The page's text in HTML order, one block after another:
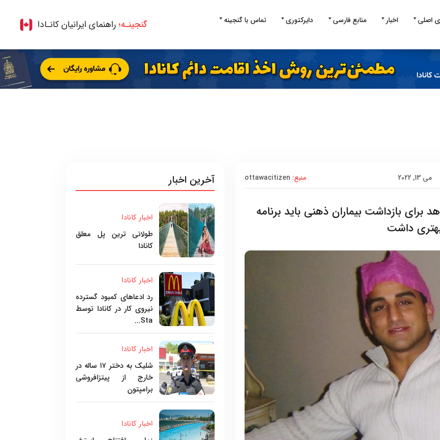
اصلی اخبار منابع فارسی دایرکتوری تماس با گنجینه گنجینـه؛ راهنمای ایرانیان کانـادا
می 13, 2022 منبع: ottawacitizen
بازداشت بیماران ذهنی باید برنامه
داشت
آخرین اخبار
اخبار کانادا
طولانی ترین پل معلق
کانادا
اخبار کانادا
رد ادعاهای کمبود گسترده
نیروی کار در کانادا توسط
Sta...
اخبار کانادا
شلیک به دختر ۱۷ ساله در
خارج از پیتزافروشی
برامپتون
اخبار کانادا